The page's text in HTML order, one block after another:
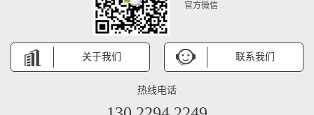
官方微信
关于我们 联系我们
热线电话